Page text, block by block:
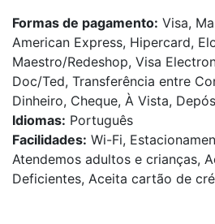
Formas de pagamento: Visa,
American Express, Hipercard,
Maestro/Redeshop, Visa
Doc/Ted, Transferência entre
Dinheiro, Cheque, À Vista,
Idiomas: Português
Facilidades: Wi-Fi,
Atendemos adultos e crianças,
Deficientes, Aceita cartão de